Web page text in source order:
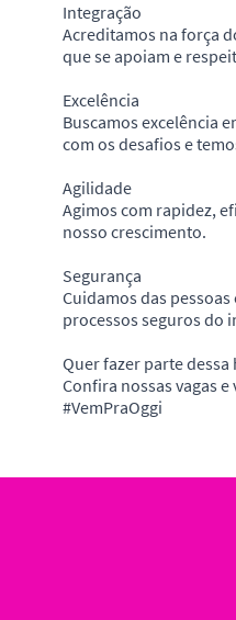
Integração
Acreditamos na força
que se apoiam e
Excelência
Buscamos excelência
com os desafios e
Agilidade
Agimos com rapidez,
nosso crescimento.
Segurança
Cuidamos das
processos seguros do
Quer fazer parte dessa
Confira nossas vagas
#VemPraOggi